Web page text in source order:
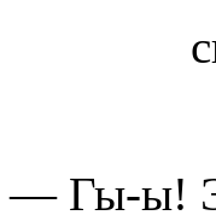
— Гы-ы!